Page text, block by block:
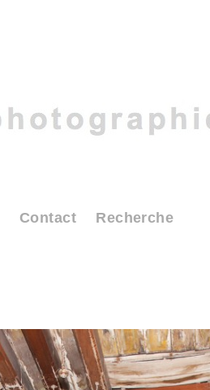
Contact Recherche